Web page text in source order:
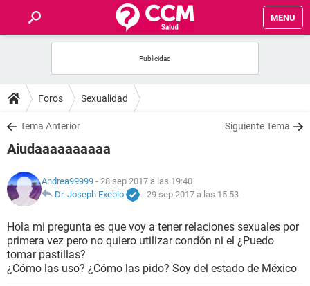
MENU
FOROS
SALUD
NUTRICIÓN
BIENESTAR
SEXUALIDAD
Foros Sexualidad
Tema Anterior Siguiente Tema
Aiudaaaaaaaaaa
Andrea99999 - 28 sep 2017 a las 19:40
Dr. Joseph Exebio
- 29 sep 2017 a las 15:53
Hola mi pregunta es que voy a tener relaciones sexuales por
primera vez pero no quiero utilizar condón ni el ¿Puedo
tomar pastillas?
¿Cómo las uso? ¿Cómo las pido? Soy del estado de México